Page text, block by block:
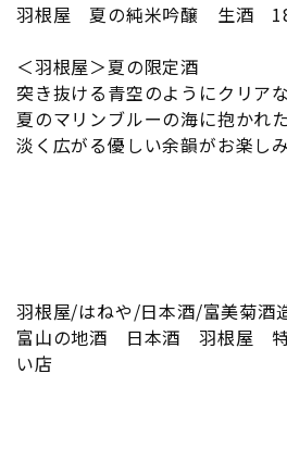
羽根屋 夏の純米吟醸 生酒
＜羽根屋＞夏の限定酒
突き抜ける青空のようにクリアな
夏のマリンブルーの海に抱かれ
淡く広がる優しい余韻がお楽し
羽根屋/はねや/日本酒/富美菊酒
富山の地酒 日本酒 羽根屋
い店